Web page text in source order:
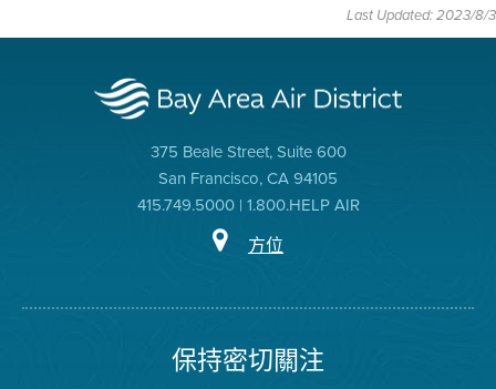
Last Updated: 2023/8/3
375 Beale Street, Suite 600
San Francisco, CA 94105
415.749.5000 | 1.800.HELP AIR
方位
保持密切關注